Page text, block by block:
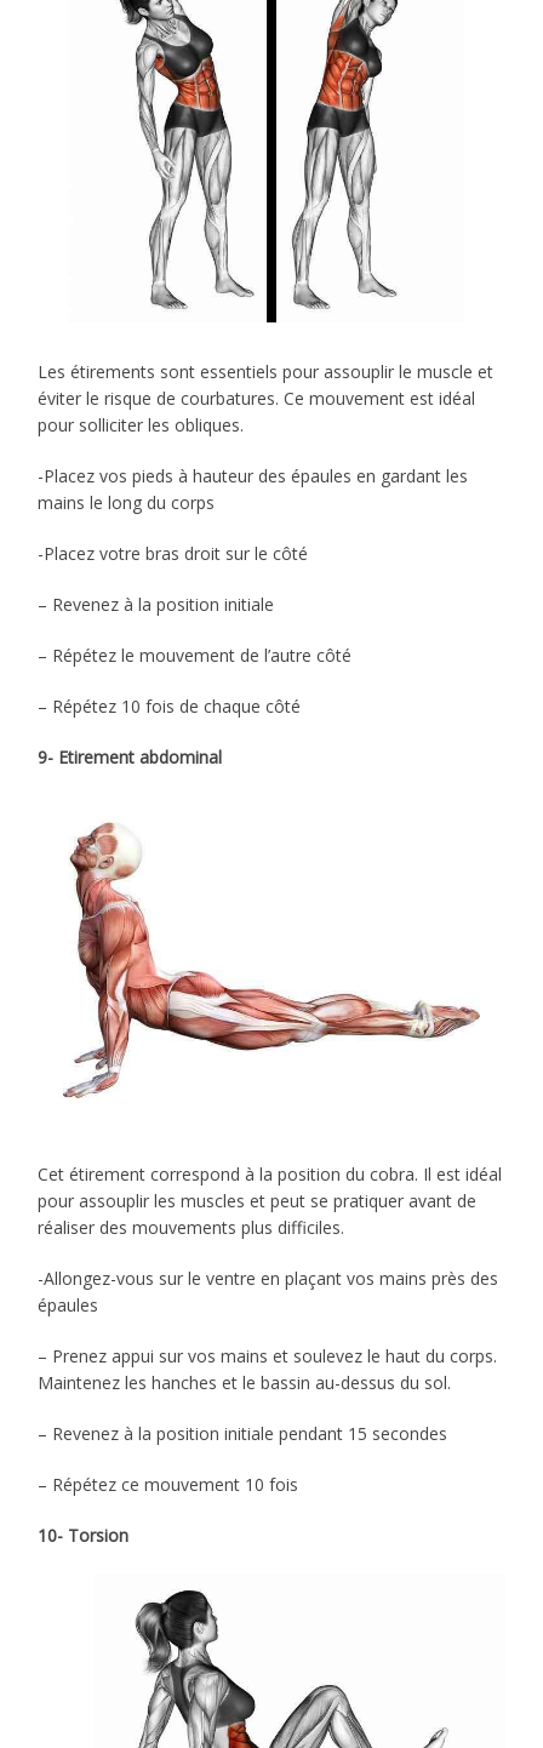
Les étirements sont essentiels pour assouplir le muscle et
éviter le risque de courbatures. Ce mouvement est idéal
pour solliciter les obliques.
-Placez vos pieds à hauteur des épaules en gardant les
mains le long du corps
-Placez votre bras droit sur le côté
– Revenez à la position initiale
– Répétez le mouvement de l’autre côté
– Répétez 10 fois de chaque côté
9- Etirement abdominal
Cet étirement correspond à la position du cobra. Il est idéal
pour assouplir les muscles et peut se pratiquer avant de
réaliser des mouvements plus difficiles.
-Allongez-vous sur le ventre en plaçant vos mains près des
épaules
– Prenez appui sur vos mains et soulevez le haut du corps.
Maintenez les hanches et le bassin au-dessus du sol.
– Revenez à la position initiale pendant 15 secondes
– Répétez ce mouvement 10 fois
10- Torsion